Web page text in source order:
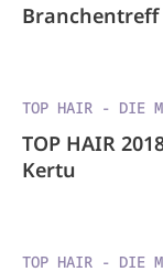
Branchentreff
TOP HAIR - DIE
TOP HAIR
Kertu
TOP HAIR - DIE